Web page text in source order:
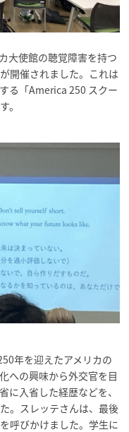
大使館の聴覚障害を持つ
開催されました。これは
る「America 250 スクー
。
年を迎えたアメリカの
への興味から外交官を目
に入省した経歴などを、
。スレッテさんは、最後
呼びかけました。学生に